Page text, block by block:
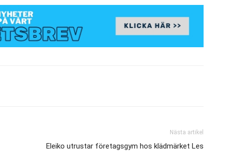
Nästa artikel
Eleiko utrustar företagsgym hos klädmärket Les